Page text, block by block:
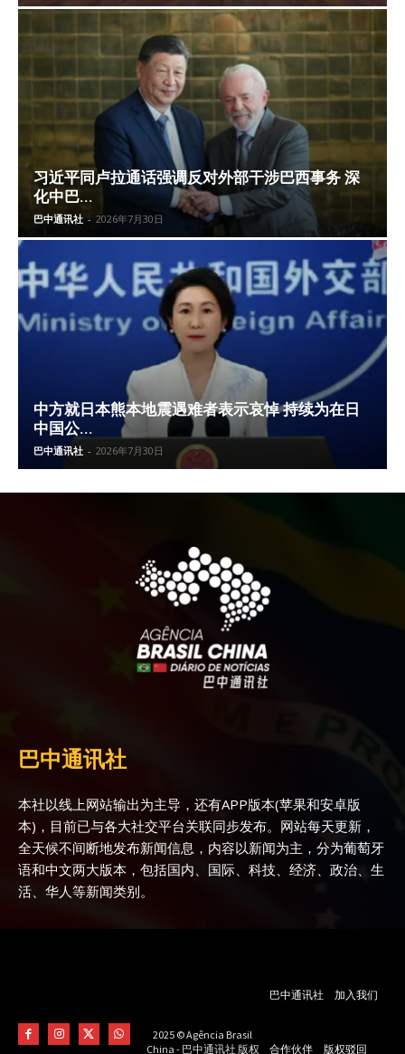
习近平同卢拉通话强调反对外部干涉巴西事务 深
化中巴...
巴中通讯社 - 2026年7月30日
中方就日本熊本地震遇难者表示哀悼 持续为在日
中国公...
巴中通讯社 - 2026年7月30日
巴中通讯社
本社以线上网站输出为主导，还有APP版本(苹果和安卓版
本)，目前已与各大社交平台关联同步发布。网站每天更新，
全天候不间断地发布新闻信息，内容以新闻为主，分为葡萄牙
语和中文两大版本，包括国内、国际、科技、经济、政治、生
活、华人等新闻类别。
2025 © Agência Brasil
China - 巴中通讯社 版权
巴中通讯社 加入我们
合作伙伴 版权驳回